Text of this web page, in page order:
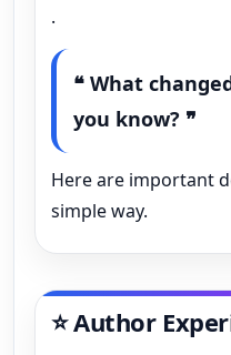
.
❝ What
you know? ❞
Here are important
simple way.
⭐ Author